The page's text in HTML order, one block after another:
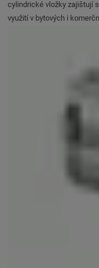
cylindrické vložky zajištují
využití v bytových i